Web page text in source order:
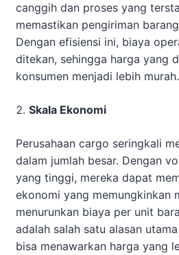
canggih dan proses yang
memastikan pengiriman
Dengan efisiensi ini, biaya
ditekan, sehingga harga yang
konsumen menjadi lebih murah.
Skala Ekonomi
Perusahaan cargo seringkali
dalam jumlah besar. Dengan
yang tinggi, mereka dapat
ekonomi yang memungkinkan
menurunkan biaya per unit
adalah salah satu alasan
bisa menawarkan harga yang